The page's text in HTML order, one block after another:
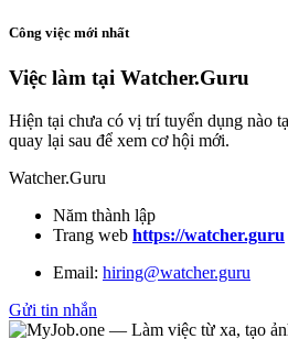
Công việc mới nhất
Việc làm tại Watcher.Guru
Hiện tại chưa có vị trí tuyển dụng nào
quay lại sau để xem cơ hội mới.
Watcher.Guru
Năm thành lập
Trang web https://watcher.guru
Email: hiring@watcher.guru
Gửi tin nhắn